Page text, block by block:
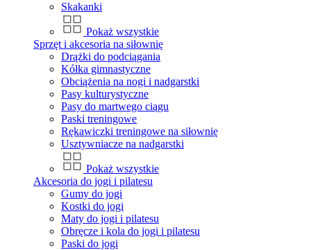
Skakanki
Pokaż wszystkie
Sprzęt i akcesoria na siłownię
Drążki do podciągania
Kółka gimnastyczne
Obciążenia na nogi i nadgarstki
Pasy kulturystyczne
Pasy do martwego ciągu
Paski treningowe
Rękawiczki treningowe na siłownię
Usztywniacze na nadgarstki
Pokaż wszystkie
Akcesoria do jogi i pilatesu
Gumy do jogi
Kostki do jogi
Maty do jogi i pilatesu
Obręcze i kola do jogi i pilatesu
Paski do jogi